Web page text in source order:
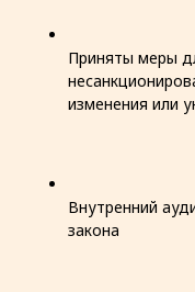
Приняты меры
изменения или
Внутренний
закона